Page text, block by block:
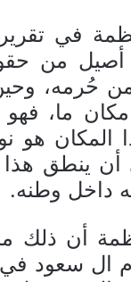
في
من
من حُرمه،
ما،
المكان هو
ينطق هذا
داخل وطنه.
أن ذلك
ال سعود